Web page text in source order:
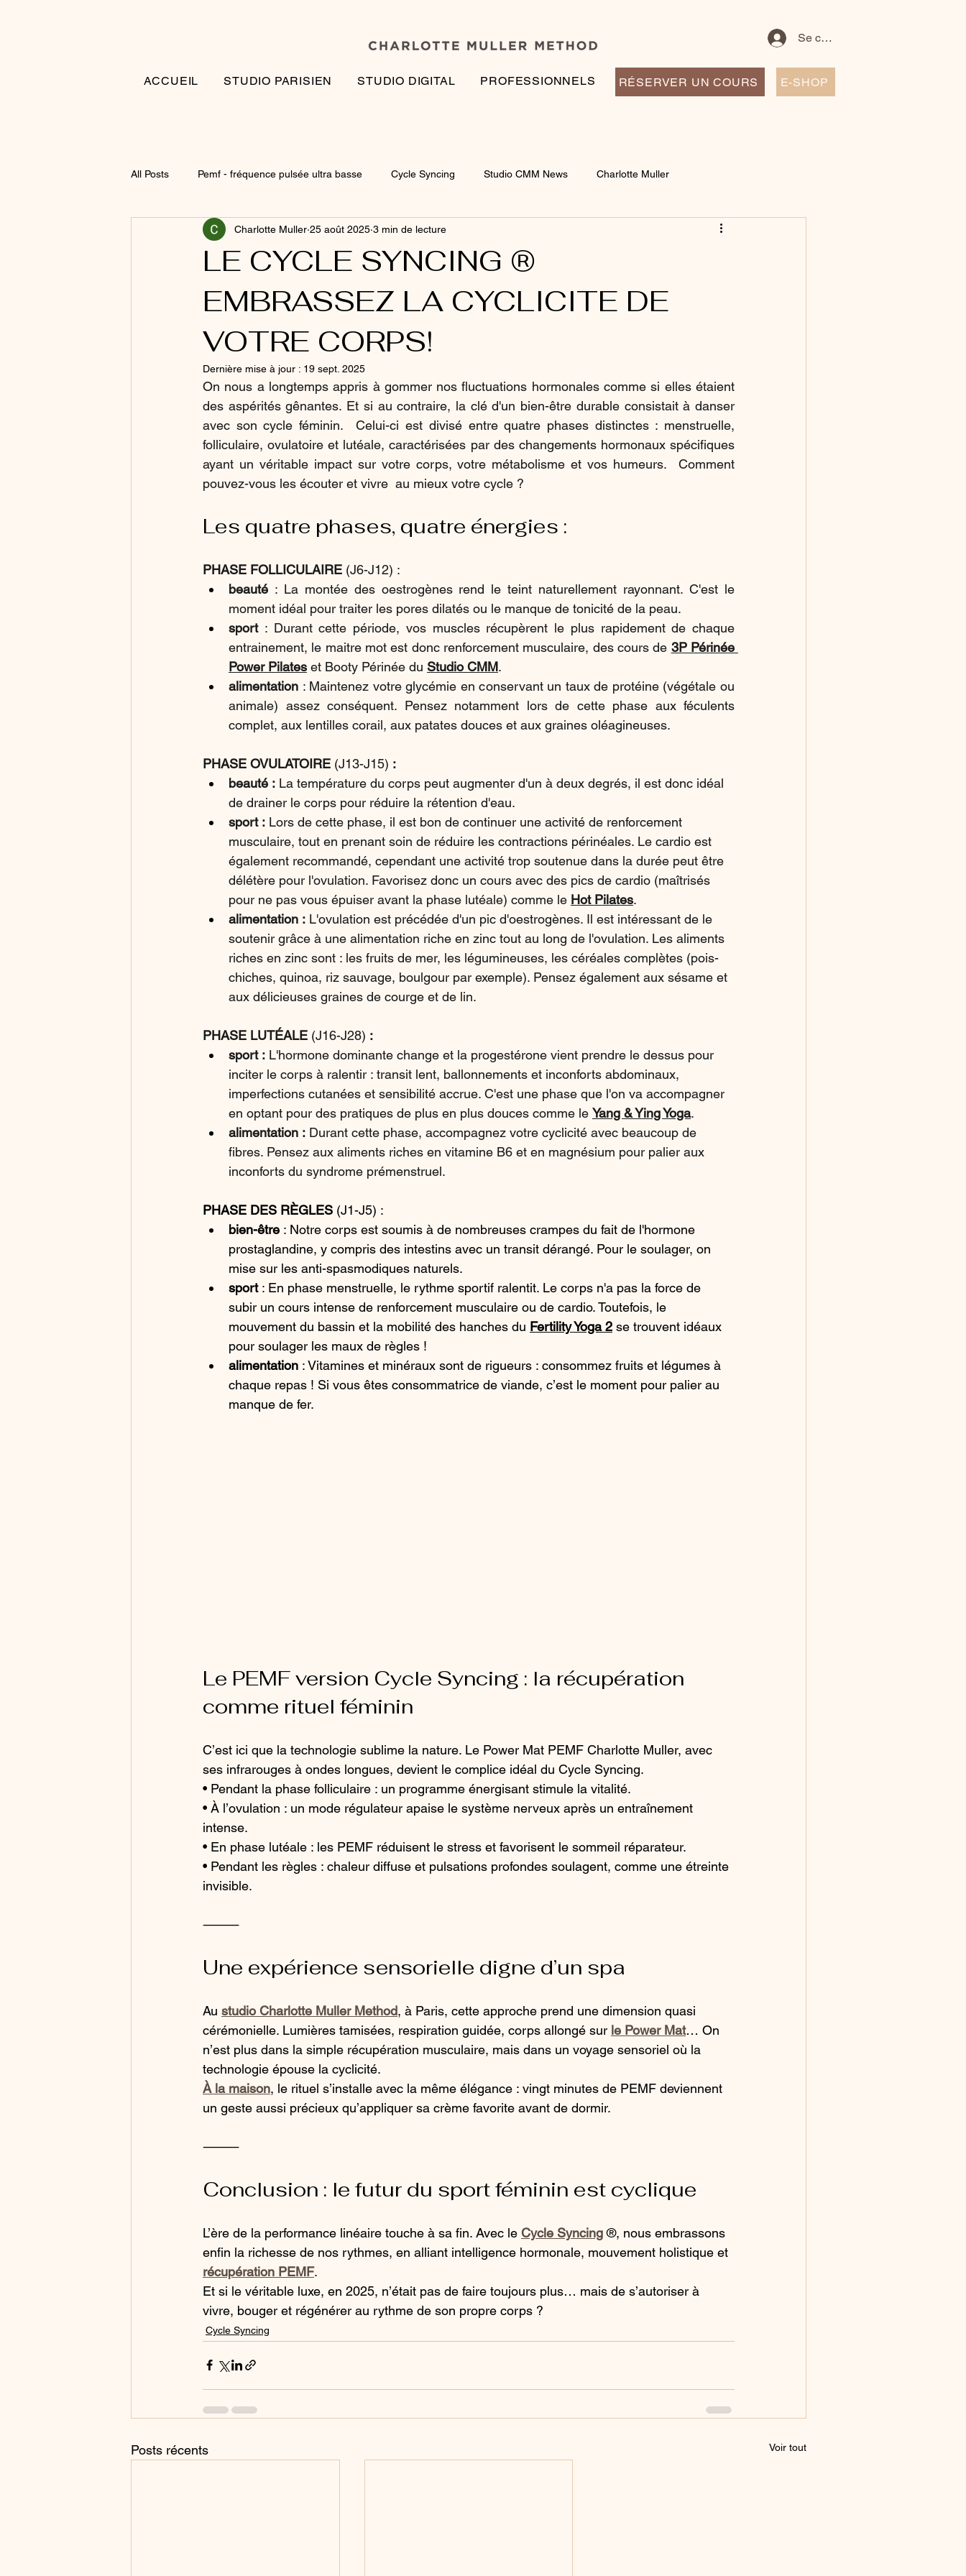
ACCUEIL STUDIO PARISIEN STUDIO DIGITAL PROFESSIONNELS
Se connecter
RÉSERVER UN COURS E-SHOP
All Posts Pemf - fréquence pulsée ultra basse Cycle Syncing Studio CMM News Charlotte Muller
LE CYCLE SYNCING ®
EMBRASSEZ LA CYCLICITE DE
VOTRE CORPS!
Charlotte Muller 25 août 2025 3 min de lecture
Dernière mise à jour : 19 sept. 2025
On nous a longtemps appris à gommer nos fluctuations hormonales comme si elles étaient
des aspérités gênantes. Et si au contraire, la clé d'un bien-être durable consistait à danser
avec son cycle féminin.  Celui-ci est divisé entre quatre phases distinctes : menstruelle,
folliculaire, ovulatoire et lutéale, caractérisées par des changements hormonaux spécifiques
ayant un véritable impact sur votre corps, votre métabolisme et vos humeurs.  Comment
pouvez-vous les écouter et vivre  au mieux votre cycle ?
Les quatre phases, quatre énergies :
PHASE FOLLICULAIRE (J6-J12) :
beauté : La montée des oestrogènes rend le teint naturellement rayonnant. C'est le
moment idéal pour traiter les pores dilatés ou le manque de tonicité de la peau.
sport : Durant cette période, vos muscles récupèrent le plus rapidement de chaque
entrainement, le maitre mot est donc renforcement musculaire, des cours de 3P Périnée
Power Pilates et Booty Périnée du Studio CMM.
alimentation : Maintenez votre glycémie en conservant un taux de protéine (végétale ou
animale) assez conséquent. Pensez notamment lors de cette phase aux féculents
complet, aux lentilles corail, aux patates douces et aux graines oléagineuses.
PHASE OVULATOIRE (J13-J15) :
beauté : La température du corps peut augmenter d'un à deux degrés, il est donc idéal
de drainer le corps pour réduire la rétention d'eau.
sport : Lors de cette phase, il est bon de continuer une activité de renforcement
musculaire, tout en prenant soin de réduire les contractions périnéales. Le cardio est
également recommandé, cependant une activité trop soutenue dans la durée peut être
délétère pour l'ovulation. Favorisez donc un cours avec des pics de cardio (maîtrisés
pour ne pas vous épuiser avant la phase lutéale) comme le Hot Pilates.
alimentation : L'ovulation est précédée d'un pic d'oestrogènes. Il est intéressant de le
soutenir grâce à une alimentation riche en zinc tout au long de l'ovulation. Les aliments
riches en zinc sont : les fruits de mer, les légumineuses, les céréales complètes (pois-
chiches, quinoa, riz sauvage, boulgour par exemple). Pensez également aux sésame et
aux délicieuses graines de courge et de lin.
PHASE LUTÉALE (J16-J28) :
sport : L'hormone dominante change et la progestérone vient prendre le dessus pour
inciter le corps à ralentir : transit lent, ballonnements et inconforts abdominaux,
imperfections cutanées et sensibilité accrue. C'est une phase que l'on va accompagner
en optant pour des pratiques de plus en plus douces comme le Yang & Ying Yoga.
alimentation : Durant cette phase, accompagnez votre cyclicité avec beaucoup de
fibres. Pensez aux aliments riches en vitamine B6 et en magnésium pour palier aux
inconforts du syndrome prémenstruel.
PHASE DES RÈGLES (J1-J5) :
bien-être : Notre corps est soumis à de nombreuses crampes du fait de l'hormone
prostaglandine, y compris des intestins avec un transit dérangé. Pour le soulager, on
mise sur les anti-spasmodiques naturels.
sport : En phase menstruelle, le rythme sportif ralentit. Le corps n'a pas la force de
subir un cours intense de renforcement musculaire ou de cardio. Toutefois, le
mouvement du bassin et la mobilité des hanches du Fertility Yoga 2 se trouvent idéaux
pour soulager les maux de règles !
alimentation : Vitamines et minéraux sont de rigueurs : consommez fruits et légumes à
chaque repas ! Si vous êtes consommatrice de viande, c’est le moment pour palier au
manque de fer.
Le PEMF version Cycle Syncing : la récupération
comme rituel féminin
C’est ici que la technologie sublime la nature. Le Power Mat PEMF Charlotte Muller, avec
ses infrarouges à ondes longues, devient le complice idéal du Cycle Syncing.
• Pendant la phase folliculaire : un programme énergisant stimule la vitalité.
• À l’ovulation : un mode régulateur apaise le système nerveux après un entraînement
intense.
• En phase lutéale : les PEMF réduisent le stress et favorisent le sommeil réparateur.
• Pendant les règles : chaleur diffuse et pulsations profondes soulagent, comme une étreinte
invisible.
⸻
Une expérience sensorielle digne d’un spa
Au studio Charlotte Muller Method, à Paris, cette approche prend une dimension quasi
cérémonielle. Lumières tamisées, respiration guidée, corps allongé sur le Power Mat… On
n’est plus dans la simple récupération musculaire, mais dans un voyage sensoriel où la
technologie épouse la cyclicité.
À la maison, le rituel s’installe avec la même élégance : vingt minutes de PEMF deviennent
un geste aussi précieux qu’appliquer sa crème favorite avant de dormir.
⸻
Conclusion : le futur du sport féminin est cyclique
L’ère de la performance linéaire touche à sa fin. Avec le Cycle Syncing ®, nous embrassons
enfin la richesse de nos rythmes, en alliant intelligence hormonale, mouvement holistique et
récupération PEMF.
Et si le véritable luxe, en 2025, n’était pas de faire toujours plus… mais de s’autoriser à
vivre, bouger et régénérer au rythme de son propre corps ?
Cycle Syncing
Posts récents Voir tout